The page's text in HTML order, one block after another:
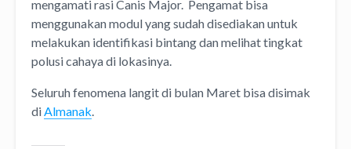
mengamati rasi Canis Major. Pengamat bisa
menggunakan modul yang sudah disediakan untuk
melakukan identifikasi bintang dan melihat tingkat
polusi cahaya di lokasinya.
Seluruh fenomena langit di bulan Maret bisa disimak
diAlmanak.